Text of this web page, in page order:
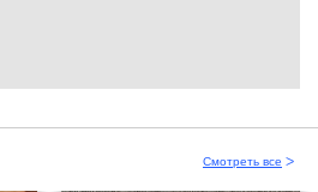
Смотреть все ᐳ